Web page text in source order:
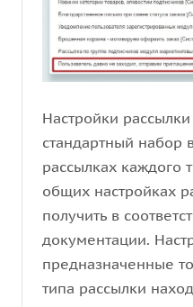
Настройки
стандартный набор
рассылках
общих настройках
получить в
документации.
предназначенные
типа рассылки